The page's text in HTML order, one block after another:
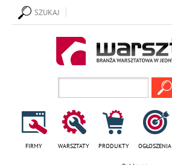
SZUKAJ
FIRMY WARSZTATY PRODUKTY OGŁOSZENIA